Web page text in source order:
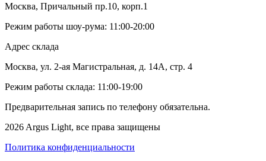
Москва, Причальный пр.10, корп.1
Режим работы шоу-рума: 11:00-20:00
Адрес склада
Москва, ул. 2-ая Магистральная, д. 14А, стр. 4
Режим работы склада: 11:00-19:00
Предварительная запись по телефону обязательна.
2026 Argus Light, все права защищены
Политика конфиденциальности